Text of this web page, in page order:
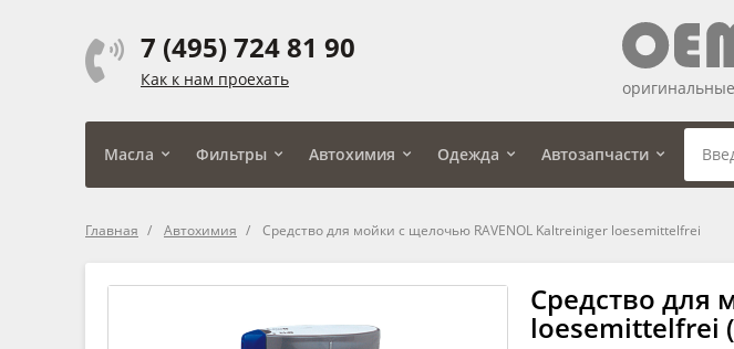
7 (495) 724 81 90
Как к нам проехать
Масла Фильтры Автохимия Одежда Автозапчасти
Главная Автохимия Средство для мойки с щелочью RAVENOL Kaltreiniger loesemittelfrei
Средство для
loesemittelfrei